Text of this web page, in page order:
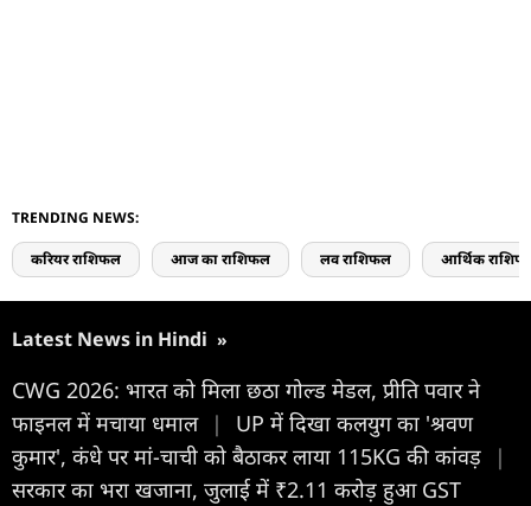
TRENDING NEWS:
करियर राशिफल आज का राशिफल लव राशिफल आर्थिक
Latest News in Hindi »
CWG 2026: भारत को मिला छठा गोल्ड मेडल, प्रीति पवार ने
फाइनल में मचाया धमाल |
UP में दिखा कलयुग का 'श्रवण
कुमार', कंधे पर मां-चाची को बैठाकर लाया 115KG की कांवड़
|
सरकार का भरा खजाना, जुलाई में ₹2.11 करोड़ हुआ GST